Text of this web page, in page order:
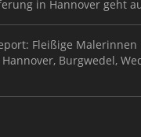
in Hannover geht
Fleißige
Burgwedel,